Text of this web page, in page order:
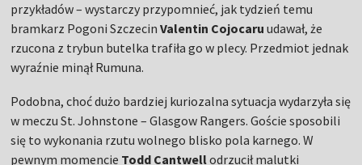
przykładów – wystarczy przypomnieć, jak tydzień temu
bramkarz Pogoni Szczecin Valentin Cojocaru udawał, że
rzucona z trybun butelka trafiła go w plecy. Przedmiot jednak
wyraźnie minął Rumuna.
Podobna, choć dużo bardziej kuriozalna sytuacja wydarzyła się
w meczu St. Johnstone – Glasgow Rangers. Goście sposobili
się to wykonania rzutu wolnego blisko pola karnego. W
pewnym momencie Todd Cantwellodrzucił malutki